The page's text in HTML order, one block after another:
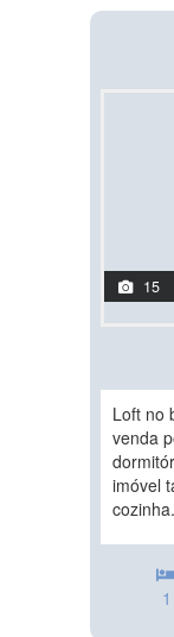
15
Loft no
venda
imóvel
1